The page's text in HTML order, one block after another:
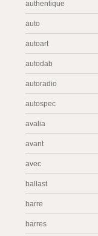
authentique
auto
autoart
autodab
autoradio
autospec
avalia
avant
avec
ballast
barre
barres